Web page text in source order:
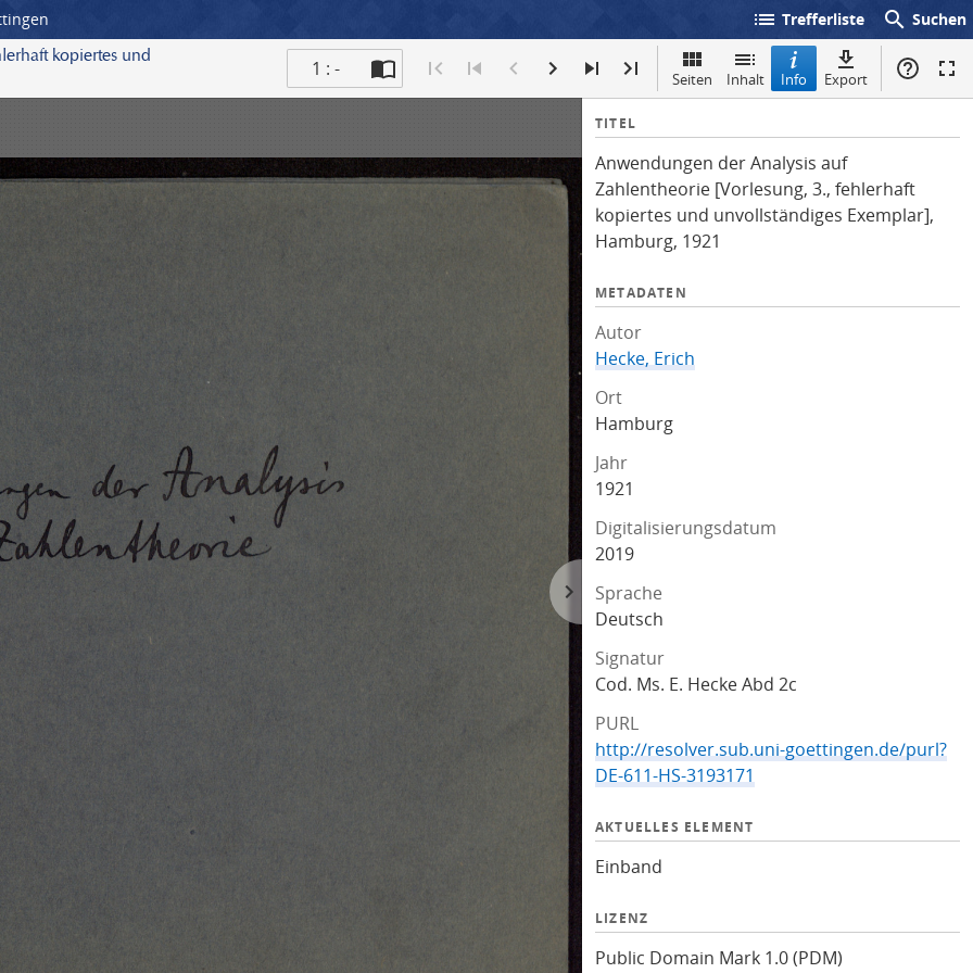
list Trefferliste search Suchen
kopiertes und
1 : - Seiten Inhalt Info Export
I
f
o
TITEL
Anwendungen der Analysis auf
Zahlentheorie [Vorlesung, 3., fehlerhaft
kopiertes und unvollständiges Exemplar],
Hamburg, 1921
METADATEN
Autor
Hecke, Erich
Ort
Hamburg
Jahr
1921
Digitalisierungsdatum
2019
Sprache
Deutsch
Signatur
Cod. Ms. E. Hecke Abd 2c
PURL
http://resolver.sub.uni-goettingen.de/purl?
DE-611-HS-3193171
AKTUELLES ELEMENT
Einband
LIZENZ
Public Domain Mark 1.0 (PDM)